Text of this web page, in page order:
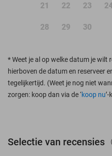
21 22 23
28 29 30
*Weet je al op welke datum je wilt
hierboven de datum en reserveer
tegelijkertijd. (Weet je nog niet
zorgen: koop dan via de ‘koop nu
Selectie van recensies